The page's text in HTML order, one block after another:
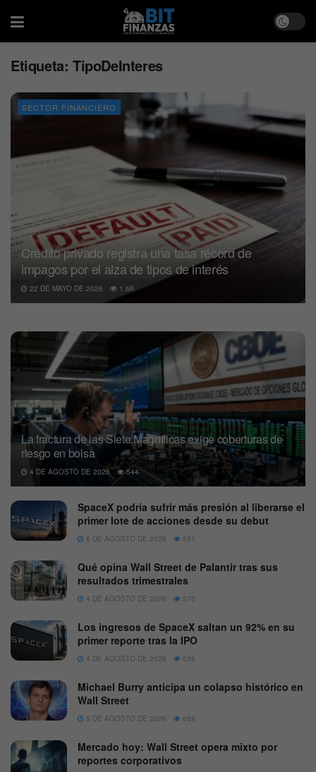
Etiqueta: TipoDeInteres
SECTOR FINANCIERO
Crédito privado registra una tasa récord de
impagos por el alza de tipos de interés
22 DE MAYO DE 2026 1.6K
La fractura de las Siete Magníficas exige coberturas de
riesgo en bolsa
4 DE AGOSTO DE 2026 544
SpaceX podría sufrir más presión al liberarse el
primer lote de acciones desde su debut
6 DE AGOSTO DE 2026 591
Qué opina Wall Street de Palantir tras sus
resultados trimestrales
4 DE AGOSTO DE 2026 570
Los ingresos de SpaceX saltan un 92% en su
primer reporte tras la IPO
4 DE AGOSTO DE 2026 636
Michael Burry anticipa un colapso histórico en
Wall Street
5 DE AGOSTO DE 2026 689
Mercado hoy: Wall Street opera mixto por
reportes corporativos